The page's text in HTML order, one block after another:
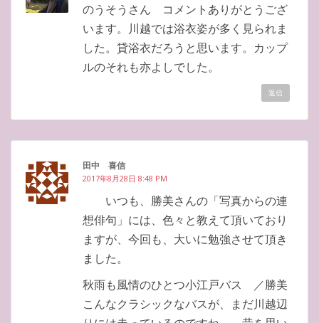
のうそうさん コメントありがとうござ
います。川越では浴衣姿が多く見られま
した。貸浴衣だろうと思います。カップ
ルのそれも亦よしでした。
返信
田中 喜信
2017年8月28日 8:48 PM
いつも、勝美さんの「写真からの連
想俳句」には、色々と教えて頂いており
ますが、今回も、大いに勉強させて頂き
ました。
秋雨も風情のひとつ小江戸バス ／勝美
こんなクラシックなバスが、まだ川越辺